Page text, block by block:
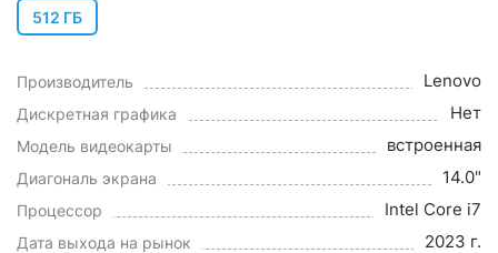
512 ГБ
Производитель Lenovo
Дискретная графика Нет
Модель видеокарты встроенная
Диагональ экрана 14.0"
Процессор Intel Core i7
Дата выхода на рынок 2023 г.